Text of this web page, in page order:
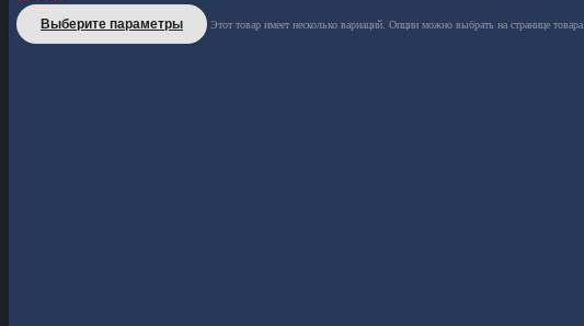
Выберите параметры Этот товар имеет несколько вариаций. Опции можно выбрать на странице товара.